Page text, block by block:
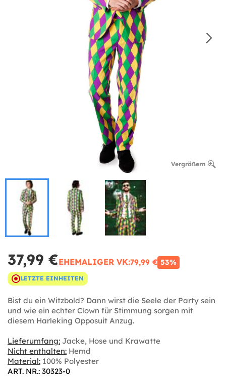
Vergrößern
37,99 €EHEMALIGER VK:79,99 € 53%
LETZTE EINHEITEN
Bist du ein Witzbold? Dann wirst die Seele der Party sein
und wie ein echter Clown für Stimmung sorgen mit
diesem Harleking Opposuit Anzug.
Lieferumfang: Jacke, Hose und Krawatte
Nicht enthalten: Hemd
Material: 100% Polyester
ART. NR.: 30323-0